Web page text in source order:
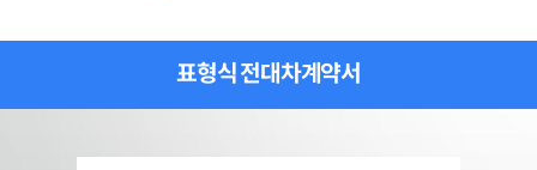
표형식 전대차계약서